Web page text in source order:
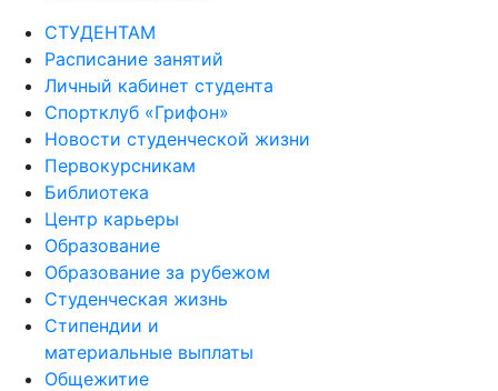
СТУДЕНТАМ
Расписание занятий
Личный кабинет студента
Спортклуб «Грифон»
Новости студенческой жизни
Первокурсникам
Библиотека
Центр карьеры
Образование
Образование за рубежом
Студенческая жизнь
Стипендии и
материальные выплаты
Общежитие